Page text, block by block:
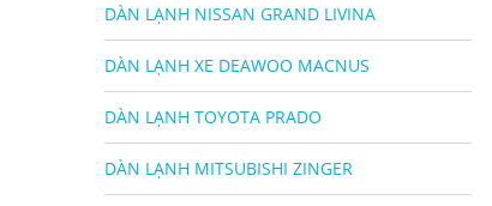
DÀN LẠNH NISSAN GRAND LIVINA
DÀN LẠNH XE DEAWOO MACNUS
DÀN LẠNH TOYOTA PRADO
DÀN LẠNH MITSUBISHI ZINGER